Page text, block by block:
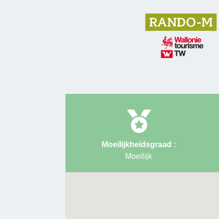
Moeilijkheidsgraad :
Moeilijk